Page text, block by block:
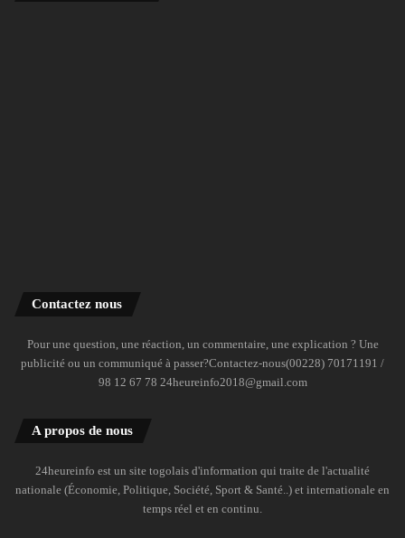
Contactez nous
Pour une question, une réaction, un commentaire, une explication ? Une
publicité ou un communiqué à passer?Contactez-nous(00228) 70171191 /
98 12 67 78 24heureinfo2018@gmail.com
A propos de nous
24heureinfo est un site togolais d'information qui traite de l'actualité
nationale (Économie, Politique, Société, Sport & Santé..) et internationale en
temps réel et en continu.